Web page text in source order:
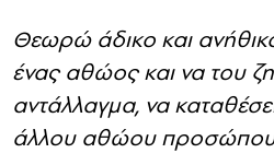
Θεωρώ άδικο και
ένας αθώος και να του
αντάλλαγμα, να
άλλου αθώου προσώπου